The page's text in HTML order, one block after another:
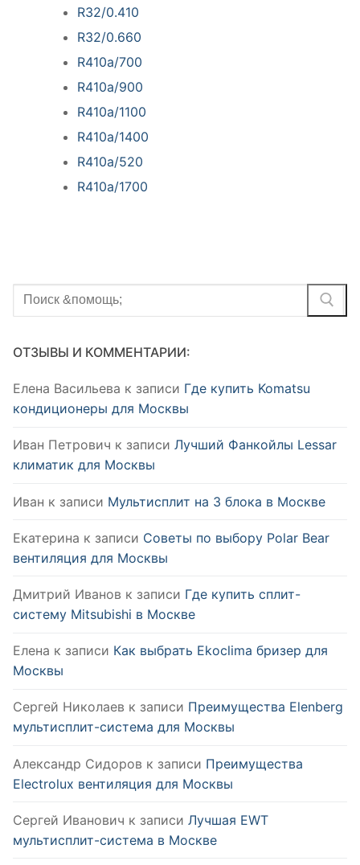
R32/0.410
R32/0.660
R410a/700
R410a/900
R410a/1100
R410a/1400
R410a/520
R410a/1700
Найти:
ОТЗЫВЫ И КОММЕНТАРИИ:
Елена Васильева к записи Где купить Komatsu
кондиционеры для Москвы
Иван Петрович к записи Лучший Фанкойлы Lessar
климатик для Москвы
Иван к записи Мультисплит на 3 блока в Москве
Екатерина к записи Советы по выбору Polar Bear
вентиляция для Москвы
Дмитрий Иванов к записи Где купить сплит-
систему Mitsubishi в Москве
Елена к записи Как выбрать Ekoclima бризер для
Москвы
Сергей Николаев к записи Преимущества Elenberg
мультисплит-система для Москвы
Александр Сидоров к записи Преимущества
Electrolux вентиляция для Москвы
Сергей Иванович к записи Лучшая EWT
мультисплит-система в Москве